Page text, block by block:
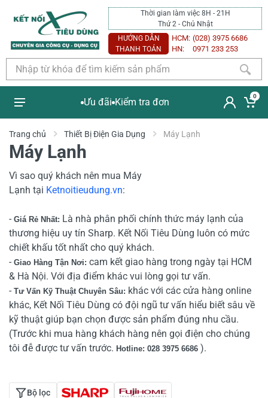
Thời gian làm việc 8H - 21H
Thứ 2 - Chủ Nhật
HƯỚNG DẪN
THANH TOÁN
HCM: (028) 3975 6686
HN:
0971 233 253
Ưu đãi Kiểm tra đơn
0
Trang chủ Thiết Bị Điện Gia Dụng Máy Lạnh
Máy Lạnh
Vì sao quý khách nên mua Máy
Lạnh tại Ketnoitieudung.vn:
- Giá Rẻ Nhất: Là nhà phân phối chính thức máy lạnh của
thương hiệu uy tín Sharp. Kết Nối Tiêu Dùng luôn có mức
chiết khấu tốt nhất cho quý khách.
- Giao Hàng Tận Nơi: cam kết giao hàng trong ngày tại HCM
& Hà Nội. Với địa điểm khác vui lòng gọi tư vấn.
- Tư Vấn Kỹ Thuật Chuyên Sâu: khác với các cửa hàng online
khác, Kết Nối Tiêu Dùng có đội ngũ tư vấn hiểu biết sâu về
kỹ thuật giúp bạn chọn được sản phẩm đúng nhu cầu.
(Trước khi mua hàng khách hàng nên gọi điện cho chúng
tôi đễ được tư vấn trước. Hotline: 028 3975 6686 ).
Bộ lọc